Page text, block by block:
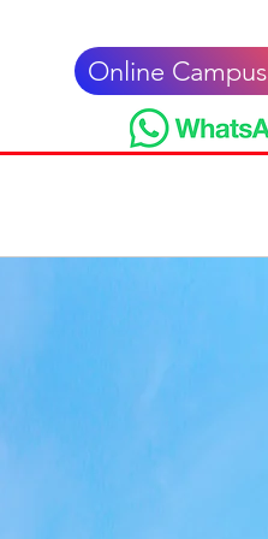
Online Campus